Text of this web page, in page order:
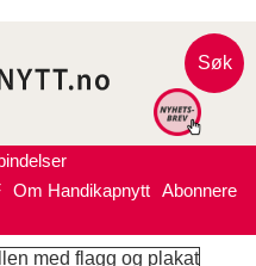
Søk
Om Handikapnytt Abonnere